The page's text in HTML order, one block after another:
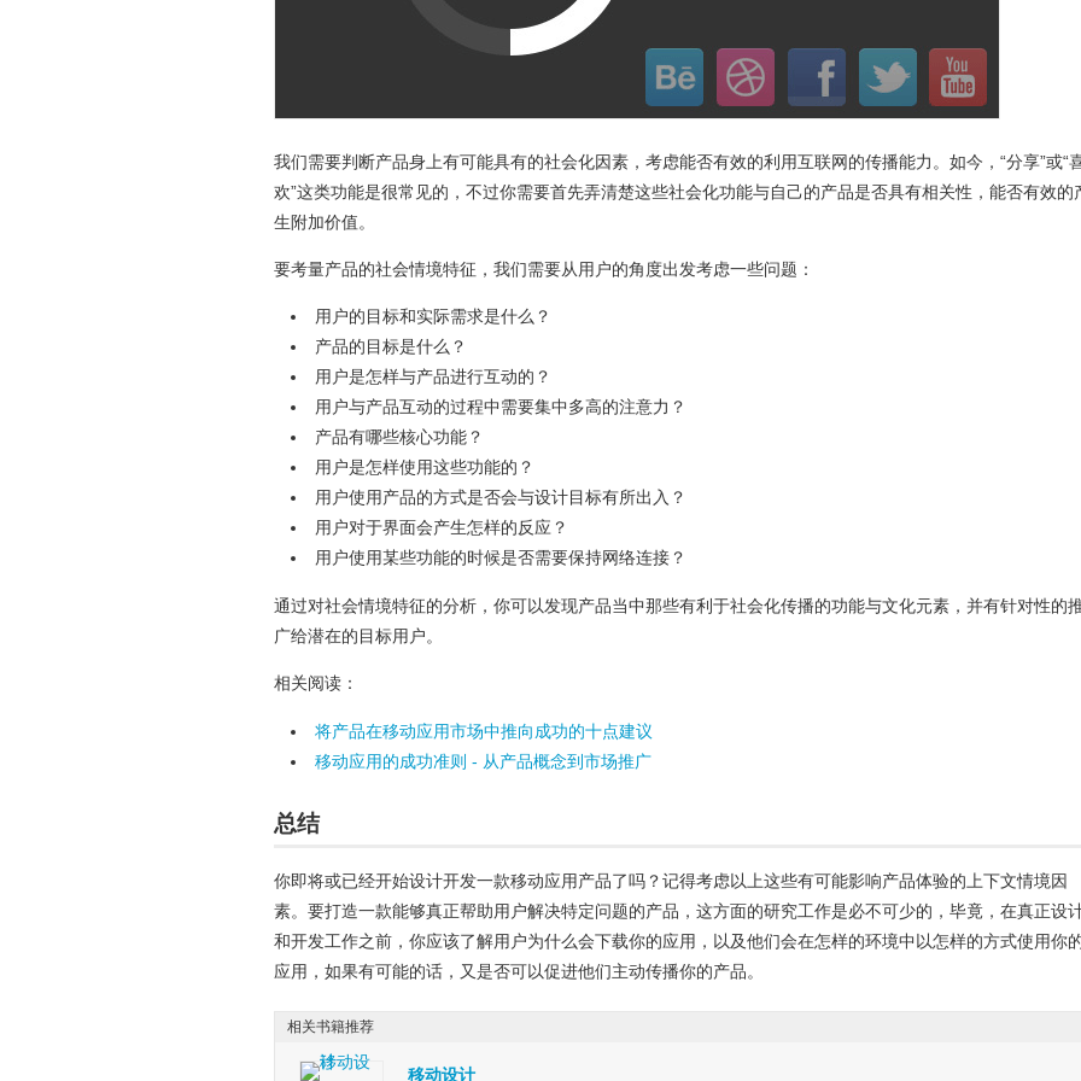
我们需要判断产品身上有可能具有的社会化因素，考虑能否有效的利用互联网的传播能力。如今，“分享”或“
欢”这类功能是很常见的，不过你需要首先弄清楚这些社会化功能与自己的产品是否具有相关性，能否有效的
生附加价值。
要考量产品的社会情境特征，我们需要从用户的角度出发考虑一些问题：
用户的目标和实际需求是什么？
产品的目标是什么？
用户是怎样与产品进行互动的？
用户与产品互动的过程中需要集中多高的注意力？
产品有哪些核心功能？
用户是怎样使用这些功能的？
用户使用产品的方式是否会与设计目标有所出入？
用户对于界面会产生怎样的反应？
用户使用某些功能的时候是否需要保持网络连接？
通过对社会情境特征的分析，你可以发现产品当中那些有利于社会化传播的功能与文化元素，并有针对性的
广给潜在的目标用户。
相关阅读：
将产品在移动应用市场中推向成功的十点建议
移动应用的成功准则 - 从产品概念到市场推广
总结
你即将或已经开始设计开发一款移动应用产品了吗？记得考虑以上这些有可能影响产品体验的上下文情境因
素。要打造一款能够真正帮助用户解决特定问题的产品，这方面的研究工作是必不可少的，毕竟，在真正设
和开发工作之前，你应该了解用户为什么会下载你的应用，以及他们会在怎样的环境中以怎样的方式使用你
应用，如果有可能的话，又是否可以促进他们主动传播你的产品。
移动设计
相关书籍推荐